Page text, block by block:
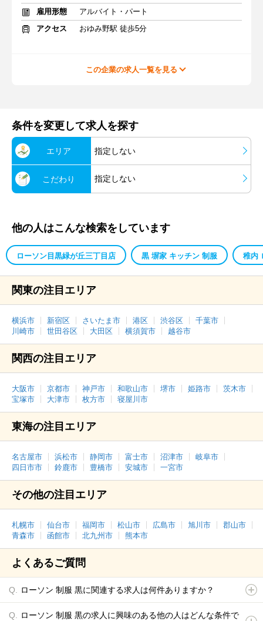
雇用形態
アルバイト・パート
アクセス
おゆみ野駅 徒歩5分
この企業の求人一覧を見る
条件を変更して求人を探す
エリア 指定しない
こだわり 指定しない
他の人はこんな検索をしています
ローソン目黒緑が丘三丁目店 黒 塀家 キッチン 制服 稚内
関東の注目エリア
横浜市 新宿区 さいたま市 港区 渋谷区
千葉市
川崎市
世田谷区 大田区 横須賀市 越谷市
関西の注目エリア
大阪市 京都市 神戸市 和歌山市 堺市 姫路市
茨木市
宝塚市
大津市 枚方市 寝屋川市
東海の注目エリア
名古屋市 浜松市 静岡市 富士市 沼津市
岐阜市
四日市市
鈴鹿市 豊橋市 安城市 一宮市
その他の注目エリア
札幌市 仙台市 福岡市 松山市 広島市 旭川市
郡山市
青森市
函館市 北九州市 熊本市
よくあるご質問
ローソン 制服 黒に関連する求人は何件ありますか？
ローソン 制服 黒の求人に興味のある他の人はどんな条件で